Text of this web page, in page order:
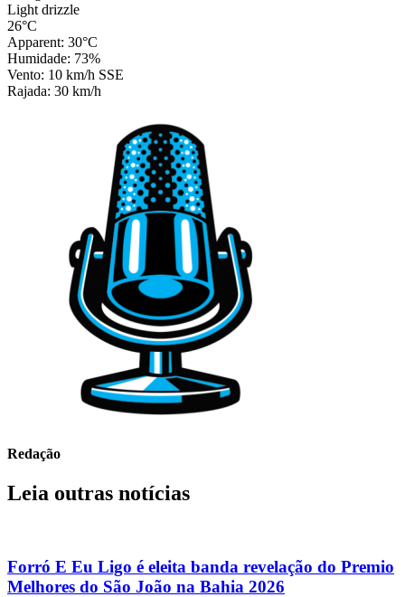
Light drizzle
26°C
Apparent: 30°C
Humidade: 73%
Vento: 10 km/h SSE
Rajada: 30 km/h
Redação
Leia outras notícias
Forró E Eu Ligo é eleita banda revelação do Premio
Melhores do São João na Bahia 2026